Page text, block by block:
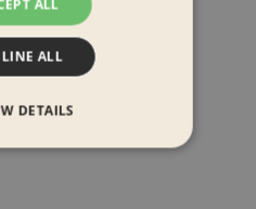
dem i
kan afhjælpes med
ALL
ALL
DETAILS